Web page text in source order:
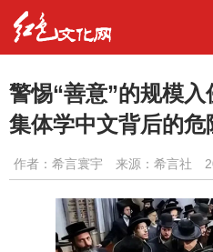
警惕“善意”的规模
集体学中文背后的危
作者： 希言寰宇 来源：希言社